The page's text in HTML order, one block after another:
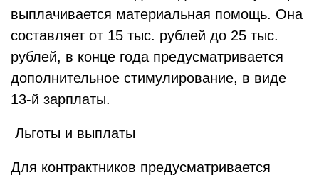
выплачивается материальная помощь. Она
составляет от 15 тыс. рублей до 25 тыс.
рублей, в конце года предусматривается
дополнительное стимулирование, в виде
13-й зарплаты.
Льготы и выплаты
Для контрактников предусматривается